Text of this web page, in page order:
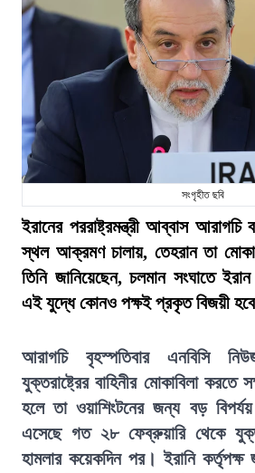
সংগৃহীত ছবি
ইরানের পররাষ্ট্রমন্ত্রী আব্বাস আরাগচি
স্থল আক্রমণ চালায়, তেহরান তা
তিনি জানিয়েছেন, চলমান সংঘাতে
এই যুদ্ধে কোনও পক্ষই প্রকৃত বিজয়ী
আরাগচি বৃহস্পতিবার এনবিসি
যুক্তরাষ্ট্রের বাহিনীর মোকাবিলা
হলে তা ওয়াশিংটনের জন্য বড়
এসেছে গত ২৮ ফেব্রুয়ারি থেকে
হামলার কয়েকদিন পর। ইরানি কর্তৃপক্ষ